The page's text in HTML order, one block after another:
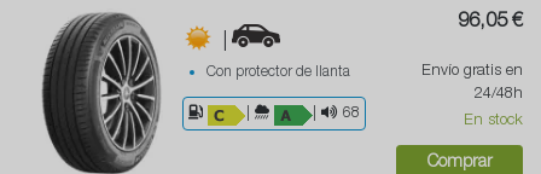
|
Con protector de llanta
68
96,05 €
Envío gratis en
24/48h
En stock
Comprar